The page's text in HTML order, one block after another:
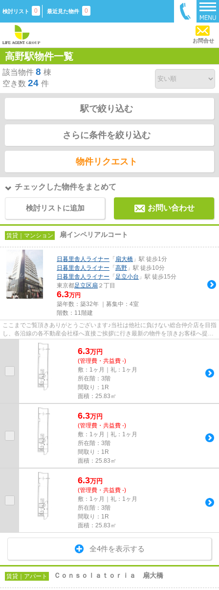
検討リスト 0 最近見た物件 0
お問合せ
高野駅物件一覧
該当物件 8 棟
空き数 24 件
駅で絞り込む
さらに条件を絞り込む
物件リクエスト
チェックした物件をまとめて
検討リストに追加 お問い合わせ
賃貸｜マンション 扇インペリアルコート
日暮里舎人ライナー 「 扇大橋 」駅 徒歩1分
日暮里舎人ライナー 「 高野 」駅 徒歩10分
日暮里舎人ライナー 「 足立小台 」駅 徒歩15分
東京都足立区扇 ２丁目
6.3万円
築年数：築32年 ｜募集中： 4室
階数：11階建
ここまでご覧頂きありがとうございます♪当社は他社に負けない総合仲介店を目指
し、各沿線の各不動産会社様へ直接ご挨拶に行き最新の物件を頂きお客様へ提供
しております！最新の情報は...
6.3万円
(管理費・共益費 -)
敷：1ヶ月｜礼：1ヶ月
所在階：3階
間取り：1R
面積：25.83㎡
6.3万円
(管理費・共益費 -)
敷：1ヶ月｜礼：1ヶ月
所在階：3階
間取り：1R
面積：25.83㎡
6.3万円
(管理費・共益費 -)
敷：1ヶ月｜礼：1ヶ月
所在階：3階
間取り：1R
面積：25.83㎡
全4件を表示する
賃貸｜アパート Ｃｏｎｓｏｌａｔｏｒｉａ 扇大橋